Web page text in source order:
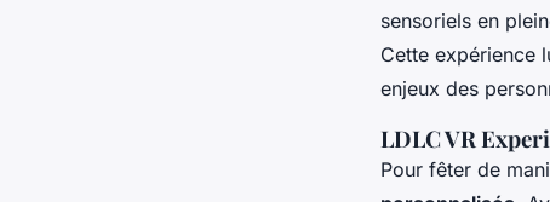
sensoriels en
Cette expérience
enjeux des
LDLC VR
Pour fêter de